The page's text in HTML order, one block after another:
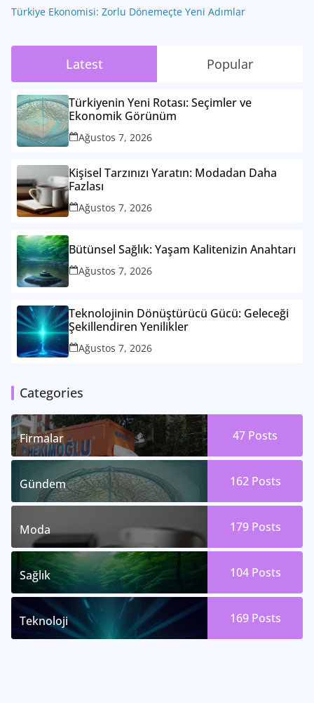
Türkiye Ekonomisi: Zorlu Dönemeçte Yeni Adımlar
Latest Popular
Türkiyenin Yeni Rotası: Seçimler ve
Ekonomik Görünüm
Ağustos 7, 2026
Kişisel Tarzınızı Yaratın: Modadan Daha
Fazlası
Ağustos 7, 2026
Bütünsel Sağlık: Yaşam Kalitenizin Anahtarı
Ağustos 7, 2026
Teknolojinin Dönüştürücü Gücü: Geleceği
Şekillendiren Yenilikler
Ağustos 7, 2026
Categories
Firmalar 47 Posts
Gündem 162 Posts
Moda 179 Posts
Sağlık 104 Posts
Teknoloji 169 Posts